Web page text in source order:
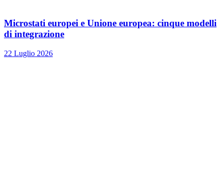
Microstati europei e Unione europea: cinque modelli
di integrazione
22 Luglio 2026